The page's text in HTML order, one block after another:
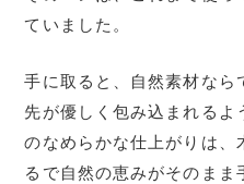
ていました。
手に取ると、自然素材なら
先が優しく包み込まれるよ
のなめらかな仕上がりは、
るで自然の恵みがそのまま